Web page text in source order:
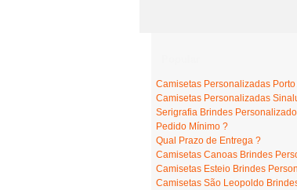
Camisetas Personalizadas Porto
Camisetas Personalizadas
Serigrafia Brindes
Pedido Mínimo ?
Qual Prazo de Entrega ?
Camisetas Canoas Brindes
Camisetas Esteio Brindes
Camisetas São Leopoldo